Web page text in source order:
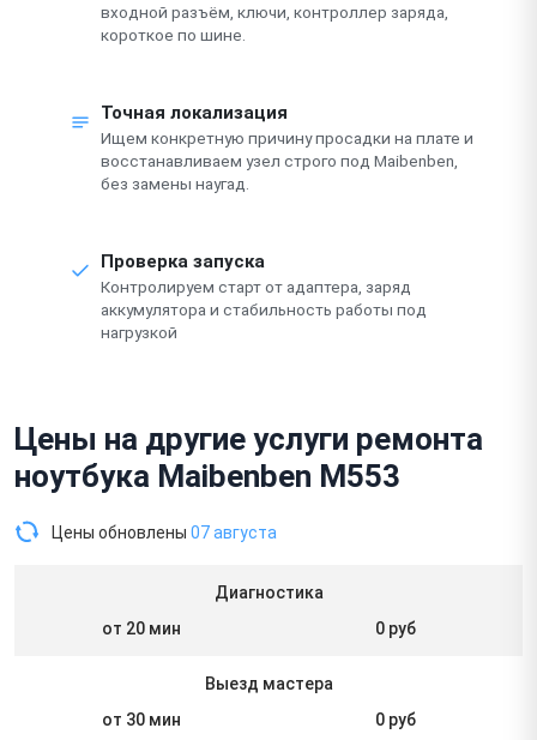
входной разъём, ключи, контроллер заряда,
короткое по шине.
Точная локализация
Ищем конкретную причину просадки на плате и
восстанавливаем узел строго под Maibenben,
без замены наугад.
Проверка запуска
Контролируем старт от адаптера, заряд
аккумулятора и стабильность работы под
нагрузкой
Цены на другие услуги ремонта
ноутбука Maibenben M553
Цены обновлены 07 августа
Диагностика
от 20 мин
0 руб
Выезд мастера
от 30 мин
0 руб